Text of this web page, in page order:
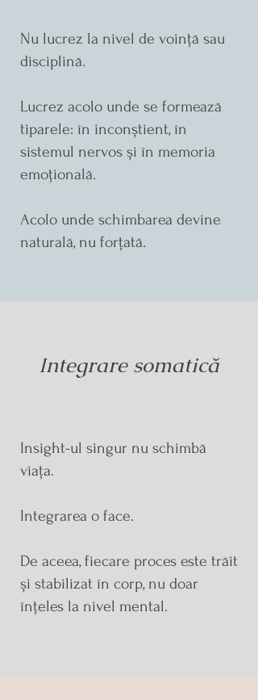
Nu lucrez la nivel de voință sau
disciplină.
Lucrez acolo unde se formează
tiparele: în inconștient, în
sistemul nervos și în memoria
emoțională.
Acolo unde schimbarea devine
naturală, nu forțată.
Integrare somatică
Insight-ul singur nu schimbă
viața.
Integrarea o face.
De aceea, fiecare proces este trăit
și stabilizat în corp, nu doar
înțeles la nivel mental.